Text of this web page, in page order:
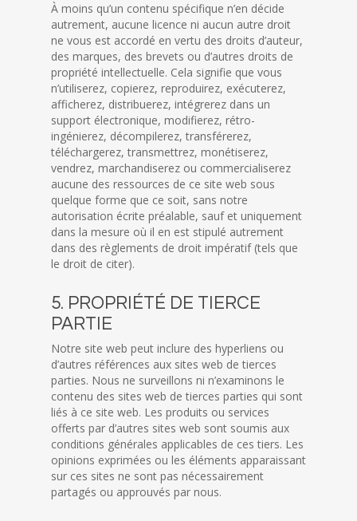
À moins qu’un contenu spécifique n’en décide
autrement, aucune licence ni aucun autre droit
ne vous est accordé en vertu des droits d’auteur,
des marques, des brevets ou d’autres droits de
propriété intellectuelle. Cela signifie que vous
n’utiliserez, copierez, reproduirez, exécuterez,
afficherez, distribuerez, intégrerez dans un
support électronique, modifierez, rétro-
ingénierez, décompilerez, transférerez,
téléchargerez, transmettrez, monétiserez,
vendrez, marchandiserez ou commercialiserez
aucune des ressources de ce site web sous
quelque forme que ce soit, sans notre
autorisation écrite préalable, sauf et uniquement
dans la mesure où il en est stipulé autrement
dans des règlements de droit impératif (tels que
le droit de citer).
5. PROPRIÉTÉ DE TIERCE
PARTIE
Notre site web peut inclure des hyperliens ou
d’autres références aux sites web de tierces
parties. Nous ne surveillons ni n’examinons le
contenu des sites web de tierces parties qui sont
liés à ce site web. Les produits ou services
offerts par d’autres sites web sont soumis aux
conditions générales applicables de ces tiers. Les
opinions exprimées ou les éléments apparaissant
sur ces sites ne sont pas nécessairement
partagés ou approuvés par nous.